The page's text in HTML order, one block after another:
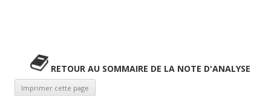
RETOUR AU SOMMAIRE DE LA NOTE D'ANALYSE